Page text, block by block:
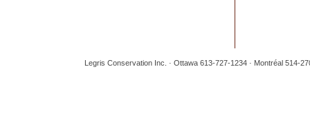
Legris Conservation Inc. · Ottawa 613-727-1234 · Montréal 514-